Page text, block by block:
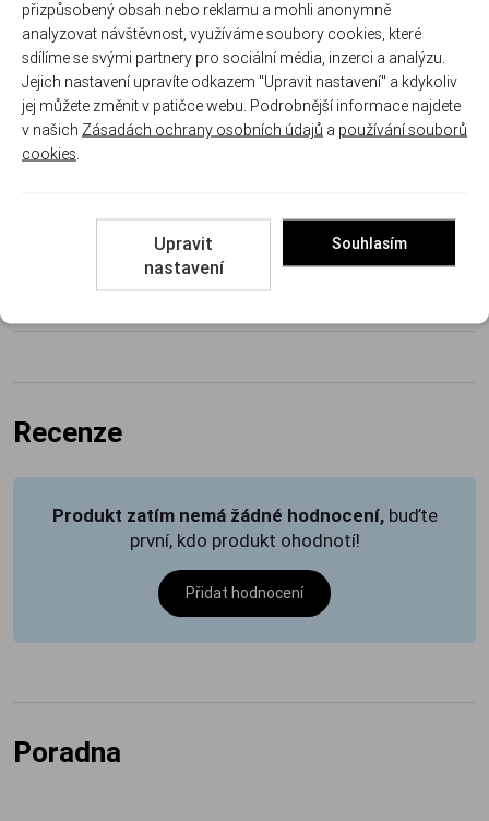
Další informace
Kód produktu: FNU 3088929010
Výrobce: FN AMERICA
Recenze
Produkt zatím nemá žádné hodnocení, buďte
první, kdo produkt ohodnotí!
Přidat hodnocení
Poradna
přizpůsobený obsah nebo reklamu a mohli anonymně
analyzovat návštěvnost, využíváme soubory cookies, které
sdílíme se svými partnery pro sociální média, inzerci a analýzu.
Jejich nastavení upravíte odkazem "Upravit nastavení" a kdykoliv
jej můžete změnit v patičce webu. Podrobnější informace najdete
v našich Zásadách ochrany osobních údajů a používání souborů
cookies
Upravit
nastavení
Souhlasím